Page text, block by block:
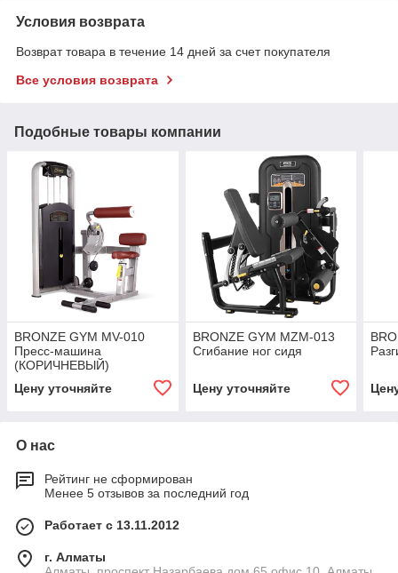
Условия возврата
Возврат товара в течение 14 дней за счет покупателя
Все условия возврата
Подобные товары компании
BRONZE GYM MV-010
Пресс-машина
(КОРИЧНЕВЫЙ)
Цену уточняйте
BRONZE GYM MZM-013
Сгибание ног сидя
Цену уточняйте
О нас
Рейтинг не сформирован
Менее 5 отзывов за последний год
Работает с 13.11.2012
г. Алматы